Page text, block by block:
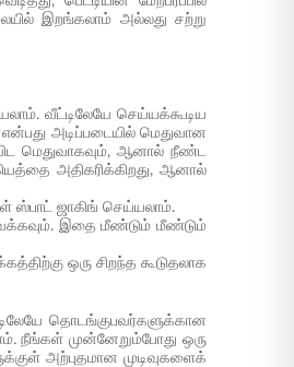
இறங்கலாம் அல்லது சற்று
வீட்டிலேயே செய்யக்கூடிய
என்பது அடிப்படையில் மெதுவான
மெதுவாகவும், ஆனால் நீண்ட
அதிகரிக்கிறது, ஆனால்
ஸ்பாட் ஜாகிங் செய்யலாம்.
இதை மீண்டும் மீண்டும்
ஒரு சிறந்த கூடுதலாக
தொடங்குபவர்களுக்கான
நீங்கள் முன்னேறும்போது ஒரு
அற்புதமான முடிவுகளைக்